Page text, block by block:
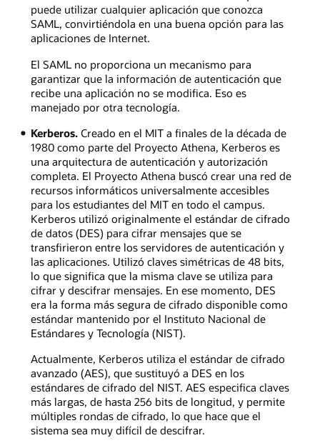
puede utilizar cualquier aplicación que conozca
SAML, convirtiéndola en una buena opción para las
aplicaciones de Internet.
El SAML no proporciona un mecanismo para
garantizar que la información de autenticación que
recibe una aplicación no se modifica. Eso es
manejado por otra tecnología.
Kerberos.Creado en el MIT a finales de la década de
1980 como parte del Proyecto Athena, Kerberos es
una arquitectura de autenticación y autorización
completa. El Proyecto Athena buscó crear una red de
recursos informáticos universalmente accesibles
para los estudiantes del MIT en todo el campus.
Kerberos utilizó originalmente el estándar de cifrado
de datos (DES) para cifrar mensajes que se
transfirieron entre los servidores de autenticación y
las aplicaciones. Utilizó claves simétricas de 48 bits,
lo que significa que la misma clave se utiliza para
cifrar y descifrar mensajes. En ese momento, DES
era la forma más segura de cifrado disponible como
estándar mantenido por el Instituto Nacional de
Estándares y Tecnología (NIST).
Actualmente, Kerberos utiliza el estándar de cifrado
avanzado (AES), que sustituyó a DES en los
estándares de cifrado del NIST. AES especifica claves
más largas, de hasta 256 bits de longitud, y permite
múltiples rondas de cifrado, lo que hace que el
sistema sea muy difícil de descifrar.